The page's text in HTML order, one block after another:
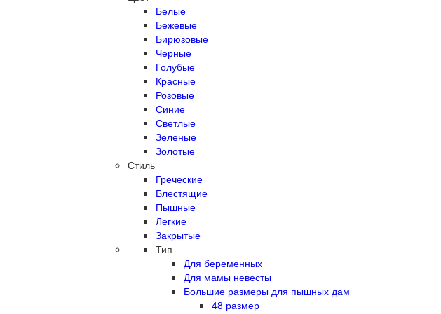
Белые
Бежевые
Бирюзовые
Черные
Голубые
Красные
Розовые
Синие
Светлые
Зеленые
Золотые
Стиль
Греческие
Блестящие
Пышные
Легкие
Закрытые
Тип
Для беременных
Для мамы невесты
Большие размеры для пышных дам
48 размер